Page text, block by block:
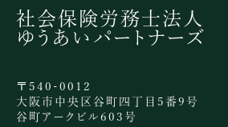
社会保険労務士法人
ゆうあいパートナーズ
〒540-0012
大阪市中央区谷町四丁目5番9号
谷町アークビル603号